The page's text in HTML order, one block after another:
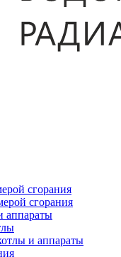
сгорания
сгорания
аппараты
и аппараты